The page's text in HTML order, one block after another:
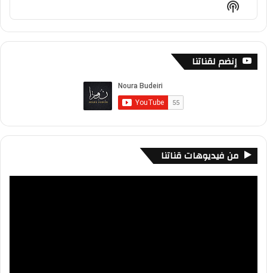
Show
Podcast
Information
إنضم لقناتنا
من فيديوهات قناتنا